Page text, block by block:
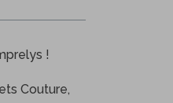
!
Couture,